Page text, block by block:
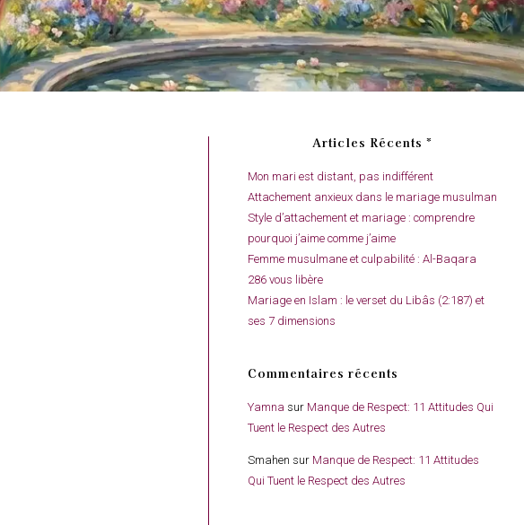
Articles Récents *
Mon mari est distant, pas indifférent
Attachement anxieux dans le mariage musulman
Style d’attachement et mariage : comprendre
pourquoi j’aime comme j’aime
Femme musulmane et culpabilité : Al-Baqara
286 vous libère
Mariage en Islam : le verset du Libâs (2:187) et
ses 7 dimensions
Commentaires récents
Yamna sur Manque de Respect: 11 Attitudes Qui
Tuent le Respect des Autres
Smahen sur Manque de Respect: 11 Attitudes
Qui Tuent le Respect des Autres